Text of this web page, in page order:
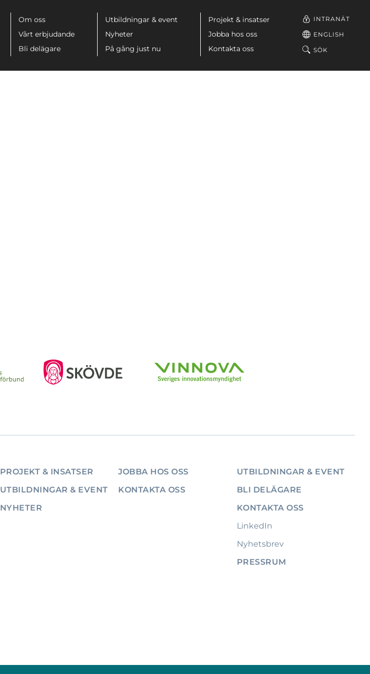
Meny
Om oss
Vårt erbjudande
Bli delägare
Utbildningar & event
Nyheter
På gång just nu
Projekt & insatser
Jobba hos oss
Kontakta oss
INTRANÄT
ENGLISH
SÖK
PROJEKT & INSATSER
UTBILDNINGAR & EVENT
NYHETER
JOBBA HOS OSS
KONTAKTA OSS
UTBILDNINGAR & EVENT
BLI DELÄGARE
KONTAKTA OSS
LinkedIn
Nyhetsbrev
PRESSRUM